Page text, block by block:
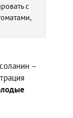
с
–